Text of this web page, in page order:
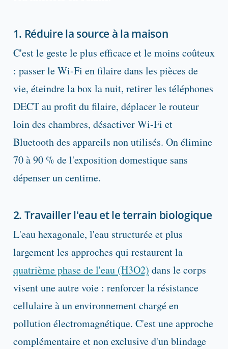
1. Réduire la source à la maison
C'est le geste le plus efficace et le moins coûteux
: passer le Wi-Fi en filaire dans les pièces de
vie, éteindre la box la nuit, retirer les téléphones
DECT au profit du filaire, déplacer le routeur
loin des chambres, désactiver Wi-Fi et
Bluetooth des appareils non utilisés. On élimine
70 à 90 % de l'exposition domestique sans
dépenser un centime.
2. Travailler l'eau et le terrain biologique
L'eau hexagonale, l'eau structurée et plus
largement les approches qui restaurent la
quatrième phase de l'eau (H3O2) dans le corps
visent une autre voie : renforcer la résistance
cellulaire à un environnement chargé en
pollution électromagnétique. C'est une approche
complémentaire et non exclusive d'un blindage